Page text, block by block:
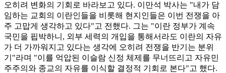
오히려 변화의 기회로 바라보고 있다. 이만석 박사는 "내가 담
임하는 교회의 이란인들을 비롯해 현지인들은 이번 전쟁을 아
주 고맙게 생각하고 있다"고 전했다. 그는 "이란 정부가 계속
국민을 핍박하니, 외부 세력의 개입을 통해서라도 이란의 자유
가 더 가까워지고 있다는 생각에 오히려 전쟁을 반기는 분위
기"라며 "이를 억압된 이슬람 신정 체제를 무너뜨리고 자유민
주주의와 종교의 자유를 이식할 결정적 기회로 본다"고 했다.